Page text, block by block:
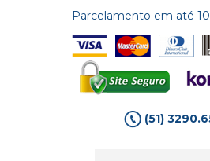
Parcelamento em até
(51)